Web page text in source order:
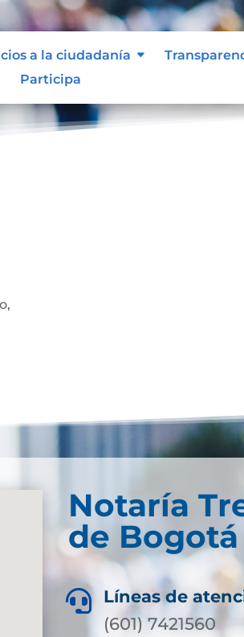
a la ciudadanía
Participa
Notaría
de Bogotá

Líneas de
(601) 7421560